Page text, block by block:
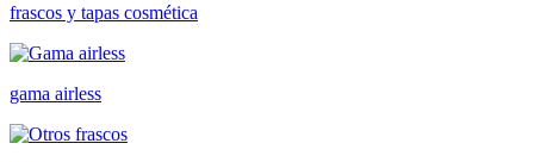
frascos y tapas cosmética
gama airless